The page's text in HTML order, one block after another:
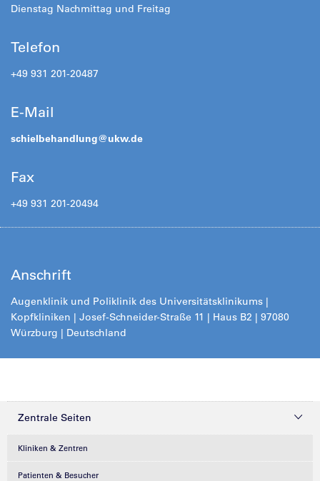
Dienstag Nachmittag und Freitag
Telefon
+49 931 201-20487
E-Mail
schielbehandlung@ukw.de
Fax
+49 931 201-20494
Anschrift
Augenklinik und Poliklinik des Universitätsklinikums |
Kopfkliniken | Josef-Schneider-Straße 11 | Haus B2 | 97080
Würzburg | Deutschland
Zentrale Seiten
Kliniken & Zentren
Patienten & Besucher